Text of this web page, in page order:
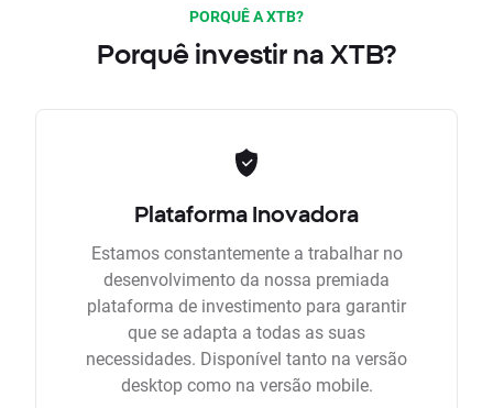
PORQUÊ A XTB?
Porquê investir na XTB?
Plataforma Inovadora
Estamos constantemente a trabalhar no
desenvolvimento da nossa premiada
plataforma de investimento para garantir
que se adapta a todas as suas
necessidades. Disponível tanto na versão
desktop como na versão mobile.